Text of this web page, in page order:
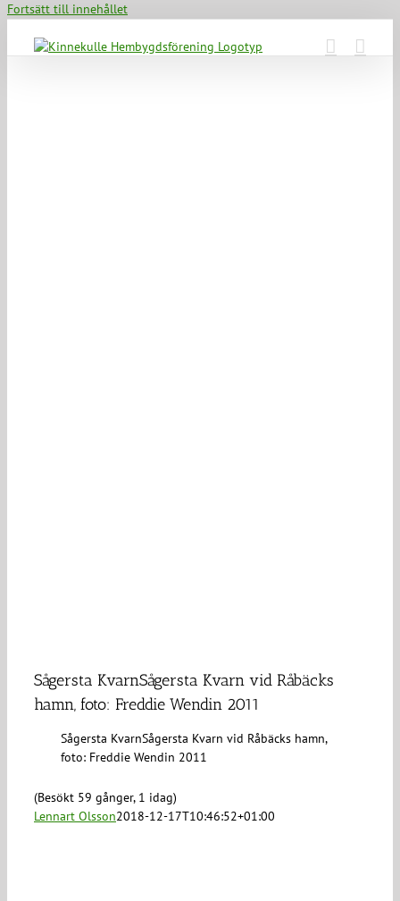
Fortsätt till innehållet
Sågersta KvarnSågersta Kvarn vid Råbäcks
hamn, foto: Freddie Wendin 2011
Sågersta KvarnSågersta Kvarn vid Råbäcks hamn,
foto: Freddie Wendin 2011
(Besökt 59 gånger, 1 idag)
Lennart Olsson2018-12-17T10:46:52+01:00